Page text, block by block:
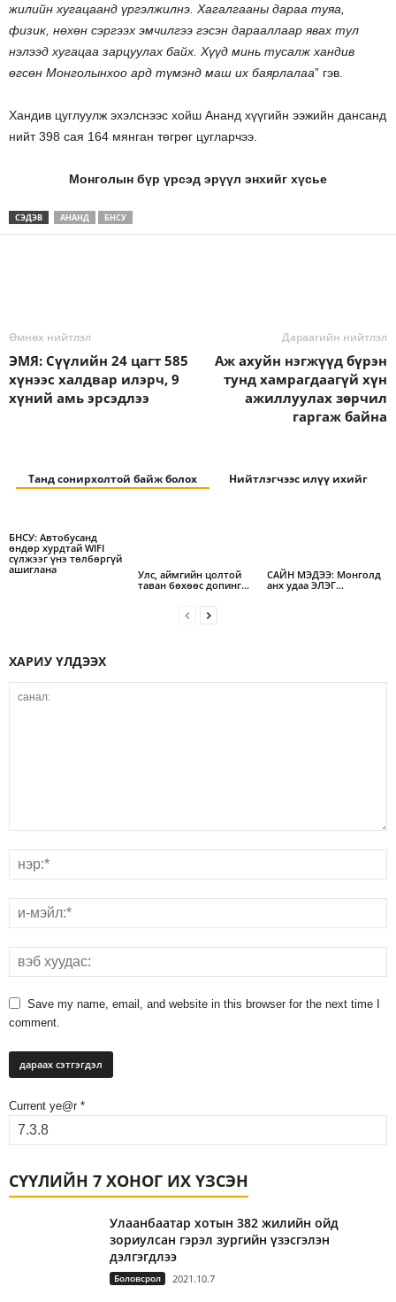
жилийн хугацаанд үргэлжилнэ. Хагалгааны дараа туяа,
физик, нөхөн сэргээх эмчилгээ гэсэн дарааллаар явах тул
нэлээд хугацаа зарцуулах байх. Хүүд минь тусалж хандив
өгсөн Монголынхоо ард түмэнд маш их баярлалаа” гэв.
Хандив цуглуулж эхэлснээс хойш Ананд хүүгийн ээжийн дансанд
нийт 398 сая 164 мянган төгрөг цугларчээ.
Монголын бүр үрсэд эрүүл энхийг хүсье
СЭДЭВ АНАНД БНСУ
Өмнөх нийтлэл
ЭМЯ: Сүүлийн 24 цагт 585
хүнээс халдвар илэрч, 9
хүний амь эрсэдлээ
Дараагийн нийтлэл
Аж ахуйн нэгжүүд бүрэн
тунд хамрагдаагүй хүн
ажиллуулах зөрчил
гаргаж байна
Танд сонирхолтой байж болох Нийтлэгчээс илүү ихийг
БНСУ: Автобусанд
өндөр хурдтай WIFI
сүлжээг үнэ төлбөргүй
ашиглана
Улс, аймгийн цолтой
таван бөхөөс допинг…
САЙН МЭДЭЭ: Монголд
анх удаа ЭЛЭГ…
ХАРИУ ҮЛДЭЭХ
Save my name, email, and website in this browser for the next time I
comment.
Current ye@r *
СҮҮЛИЙН 7 ХОНОГ ИХ ҮЗСЭН
Улаанбаатар хотын 382 жилийн ойд
зориулсан гэрэл зургийн үзэсгэлэн
дэлгэгдлээ
Боловсрол 2021.10.7